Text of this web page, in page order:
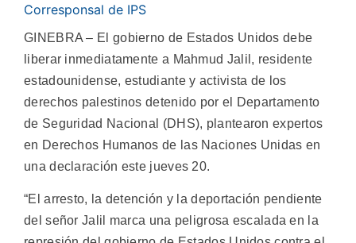
Corresponsal de IPS
GINEBRA – El gobierno de Estados Unidos debe
liberar inmediatamente a Mahmud Jalil, residente
estadounidense, estudiante y activista de los
derechos palestinos detenido por el Departamento
de Seguridad Nacional (DHS), plantearon expertos
en Derechos Humanos de las Naciones Unidas en
una declaración este jueves 20.
“El arresto, la detención y la deportación pendiente
del señor Jalil marca una peligrosa escalada en la